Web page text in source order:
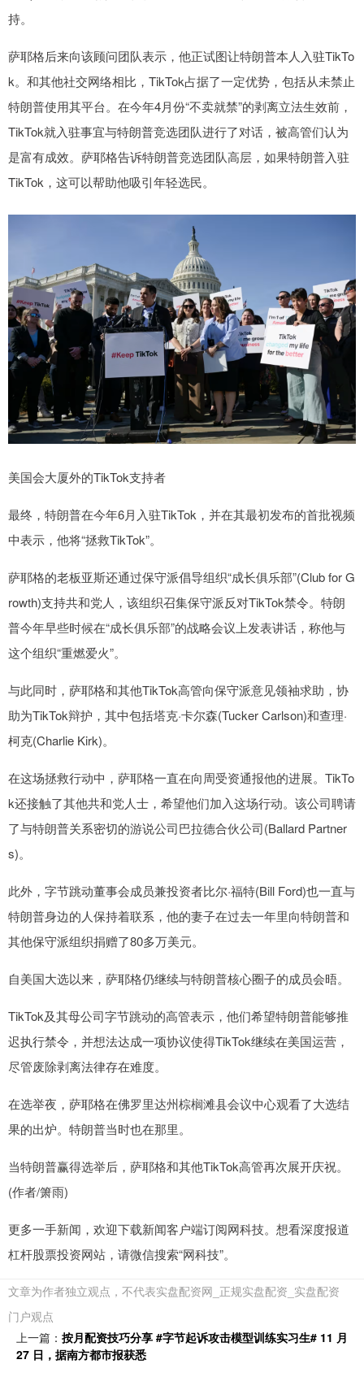
持。
萨耶格后来向该顾问团队表示，他正试图让特朗普本人入驻TikTo
k。和其他社交网络相比，TikTok占据了一定优势，包括从未禁止
特朗普使用其平台。在今年4月份“不卖就禁”的剥离立法生效前，
TikTok就入驻事宜与特朗普竞选团队进行了对话，被高管们认为
是富有成效。萨耶格告诉特朗普竞选团队高层，如果特朗普入驻
TikTok，这可以帮助他吸引年轻选民。
美国会大厦外的TikTok支持者
最终，特朗普在今年6月入驻TikTok，并在其最初发布的首批视频
中表示，他将“拯救TikTok”。
萨耶格的老板亚斯还通过保守派倡导组织“成长俱乐部”(Club for G
rowth)支持共和党人，该组织召集保守派反对TikTok禁令。特朗
普今年早些时候在“成长俱乐部”的战略会议上发表讲话，称他与
这个组织“重燃爱火”。
与此同时，萨耶格和其他TikTok高管向保守派意见领袖求助，协
助为TikTok辩护，其中包括塔克·卡尔森(Tucker Carlson)和查理·
柯克(Charlie Kirk)。
在这场拯救行动中，萨耶格一直在向周受资通报他的进展。TikTo
k还接触了其他共和党人士，希望他们加入这场行动。该公司聘请
了与特朗普关系密切的游说公司巴拉德合伙公司(Ballard Partner
s)。
此外，字节跳动董事会成员兼投资者比尔·福特(Bill Ford)也一直与
特朗普身边的人保持着联系，他的妻子在过去一年里向特朗普和
其他保守派组织捐赠了80多万美元。
自美国大选以来，萨耶格仍继续与特朗普核心圈子的成员会晤。
TikTok及其母公司字节跳动的高管表示，他们希望特朗普能够推
迟执行禁令，并想法达成一项协议使得TikTok继续在美国运营，
尽管废除剥离法律存在难度。
在选举夜，萨耶格在佛罗里达州棕榈滩县会议中心观看了大选结
果的出炉。特朗普当时也在那里。
当特朗普赢得选举后，萨耶格和其他TikTok高管再次展开庆祝。
(作者/箫雨)
更多一手新闻，欢迎下载新闻客户端订阅网科技。想看深度报道
杠杆股票投资网站，请微信搜索“网科技”。
文章为作者独立观点，不代表实盘配资网_正规实盘配资_实盘配资
门户观点
上一篇： 按月配资技巧分享 #字节起诉攻击模型训练实习生# 11 月
27 日，据南方都市报获悉